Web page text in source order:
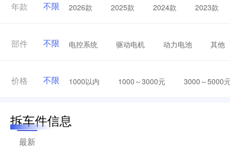
年款 不限 2026款 2025款 2024款 2023款
部件 不限 电控系统 驱动电机 动力电池 其他
价格 不限 1000以内 1000～3000元 3000～5000
拆车件信息
最新